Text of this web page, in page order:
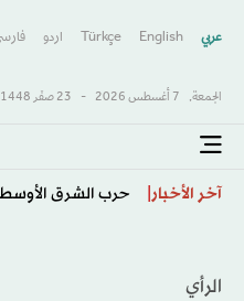
عربي English
Türkçe اردو
الجمعة, 7 أغسطس 2026 - 23 صفَر 1448 هـ
آخر الأخبار
النفط يواصل
الرأي